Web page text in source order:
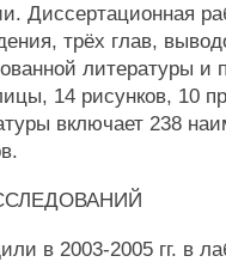
Диссертационная
трёх глав,
литературы и
14 рисунков, 10
включает 238
в 2003-2005 гг. в